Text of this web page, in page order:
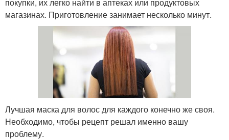
покупки, их легко найти в аптеках или продуктовых
магазинах. Приготовление занимает несколько минут.
Лучшая маска для волос для каждого конечно же своя.
Необходимо, чтобы рецепт решал именно вашу
проблему.